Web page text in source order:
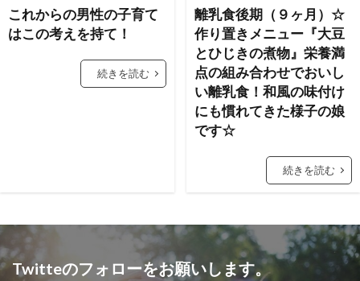
これからの男性の子育て
はこの考えを持て！
続きを読む
離乳食後期（９ヶ月）☆
作り置きメニュー『大豆
とひじきの煮物』栄養満
点の組み合わせでおいし
い離乳食！和風の味付け
にも慣れてきた様子の娘
です☆
続きを読む
Twitteのフォローをお願いします。